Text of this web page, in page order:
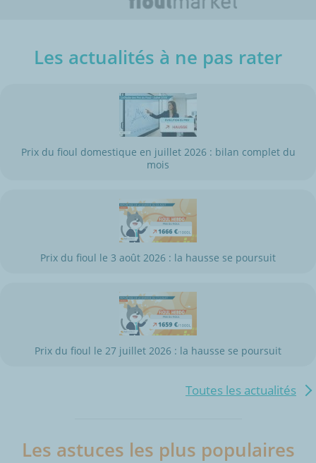
Les actualités à ne pas rater
Prix du fioul domestique en juillet 2026 : bilan complet du
mois
Prix du fioul le 3 août 2026 : la hausse se poursuit
Prix du fioul le 27 juillet 2026 : la hausse se poursuit
Toutes les actualités
Les astuces les plus populaires